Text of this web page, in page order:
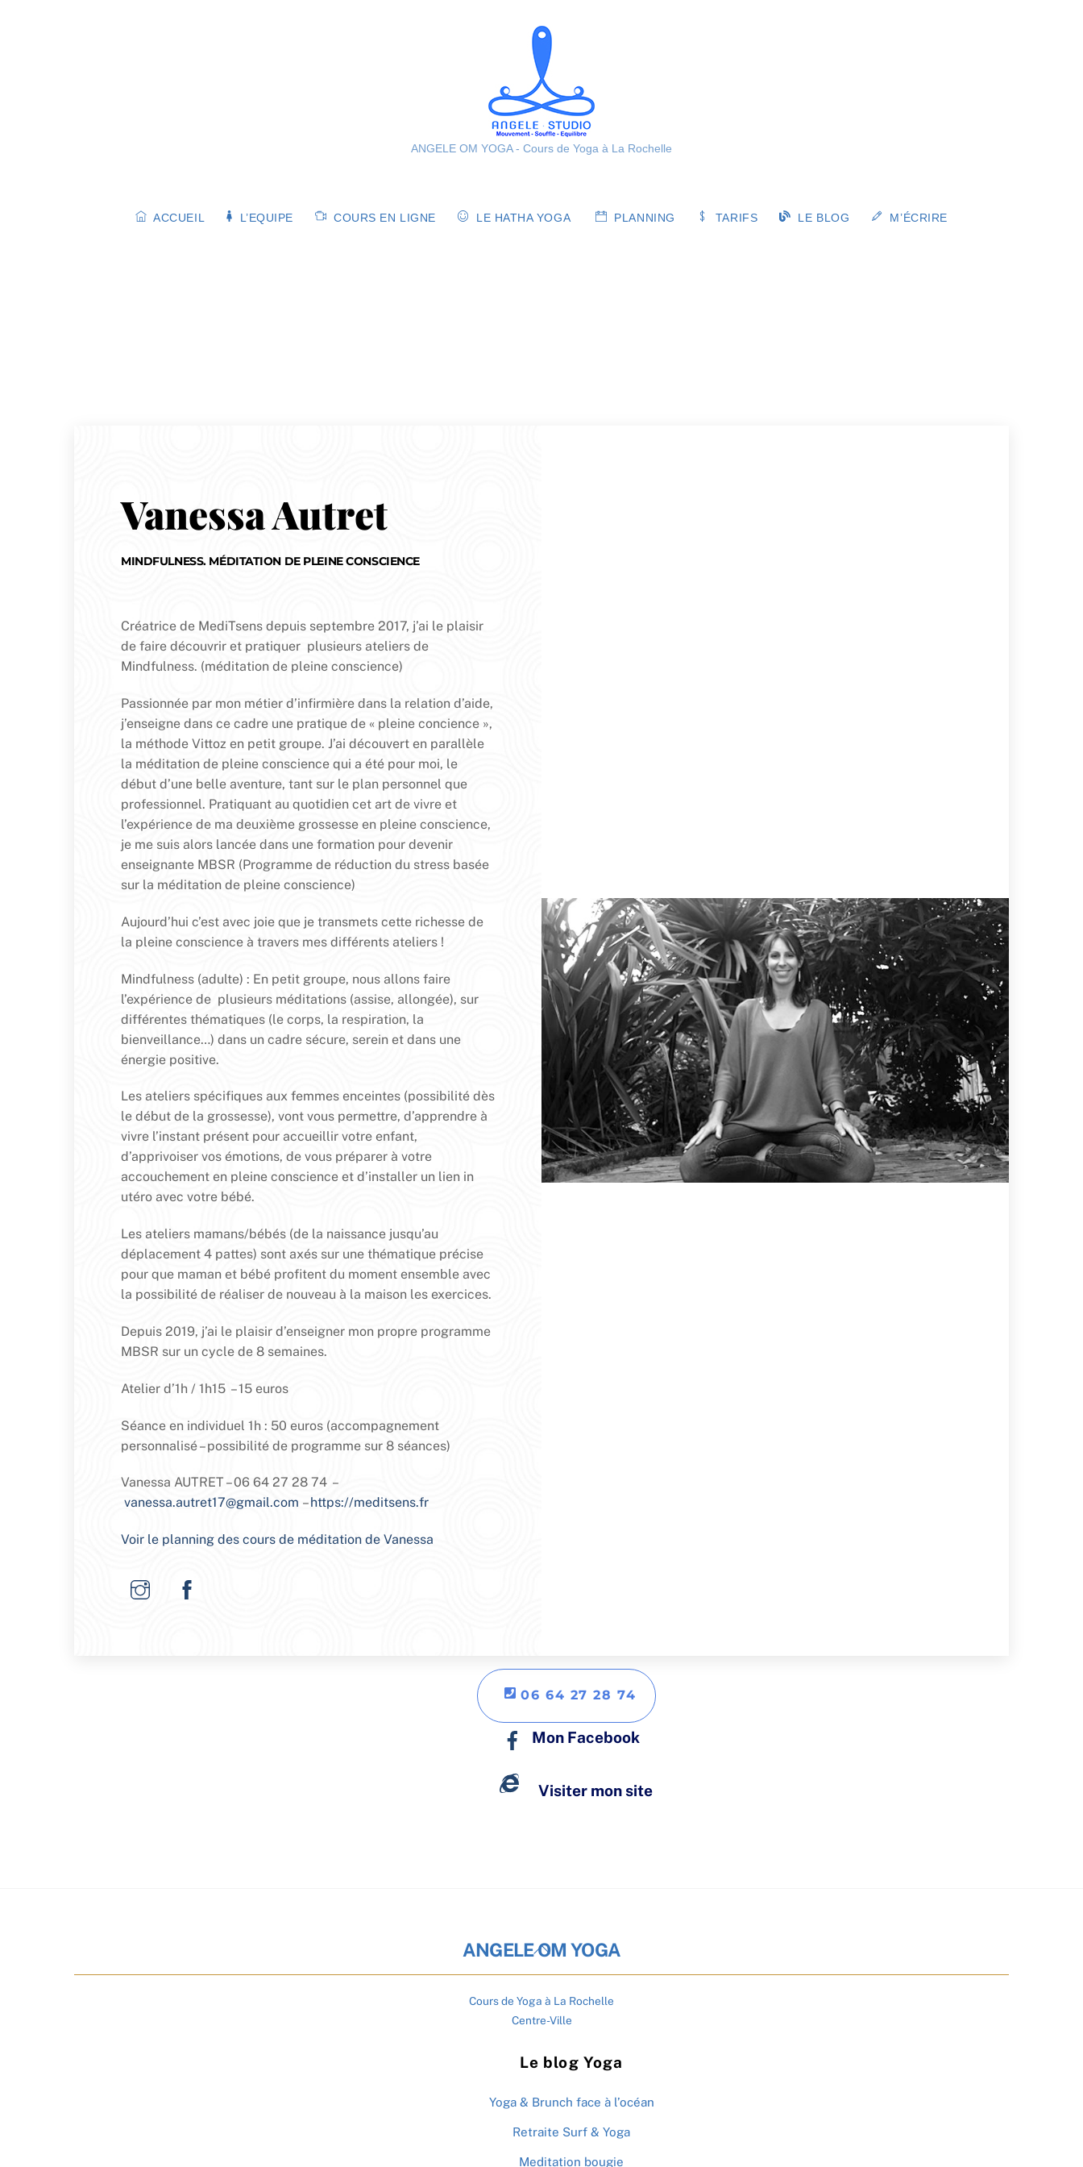
ANGELE OM YOGA - Cours de Yoga à La Rochelle
ACCUEIL L’EQUIPE COURS EN LIGNE LE HATHA YOGA PLANNING TARIFS LE BLOG M’ÉCRIRE
Vanessa Autret
MINDFULNESS. MÉDITATION DE PLEINE CONSCIENCE
Créatrice de MediTsens depuis septembre 2017, j’ai le plaisir
de faire découvrir et pratiquer plusieurs ateliers de
Mindfulness. (méditation de pleine conscience)
Passionnée par mon métier d’infirmière dans la relation d’aide,
j’enseigne dans ce cadre une pratique de « pleine concience »,
la méthode Vittoz en petit groupe. J’ai découvert en parallèle
la méditation de pleine conscience qui a été pour moi, le
début d’une belle aventure, tant sur le plan personnel que
professionnel. Pratiquant au quotidien cet art de vivre et
l’expérience de ma deuxième grossesse en pleine conscience,
je me suis alors lancée dans une formation pour devenir
enseignante MBSR (Programme de réduction du stress basée
sur la méditation de pleine conscience)
Aujourd’hui c’est avec joie que je transmets cette richesse de
la pleine conscience à travers mes différents ateliers !
Mindfulness (adulte) : En petit groupe, nous allons faire
l’expérience de plusieurs méditations (assise, allongée), sur
différentes thématiques (le corps, la respiration, la
bienveillance…) dans un cadre sécure, serein et dans une
énergie positive.
Les ateliers spécifiques aux femmes enceintes (possibilité dès
le début de la grossesse), vont vous permettre, d’apprendre à
vivre l’instant présent pour accueillir votre enfant,
d’apprivoiser vos émotions, de vous préparer à votre
accouchement en pleine conscience et d’installer un lien in
utéro avec votre bébé.
Les ateliers mamans/bébés (de la naissance jusqu’au
déplacement 4 pattes) sont axés sur une thématique précise
pour que maman et bébé profitent du moment ensemble avec
la possibilité de réaliser de nouveau à la maison les exercices.
Depuis 2019, j’ai le plaisir d’enseigner mon propre programme
MBSR sur un cycle de 8 semaines.
Atelier d’1h / 1h15 – 15 euros
Séance en individuel 1h : 50 euros (accompagnement
personnalisé – possibilité de programme sur 8 séances)
Vanessa AUTRET – 06 64 27 28 74 –
vanessa.autret17@gmail.com – https://meditsens.fr
Voir le planning des cours de méditation de Vanessa
06 64 27 28 74
Mon Facebook
Visiter mon site
Back
ANGELE OM YOGA
Cours de Yoga à La Rochelle
Centre-Ville
Le blog Yoga
Yoga & Brunch face à l’océan
Retraite Surf & Yoga
Meditation bougie